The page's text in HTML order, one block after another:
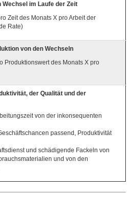
im Laufe der Zeit
Zeit des Monats X pro Arbeit der
Rate)
von den Wechseln
Produktionswert des Monats X pro
der Qualität und der
von der inkonsequenten
passend, Produktivität
und schädigende Fackeln von
und von den